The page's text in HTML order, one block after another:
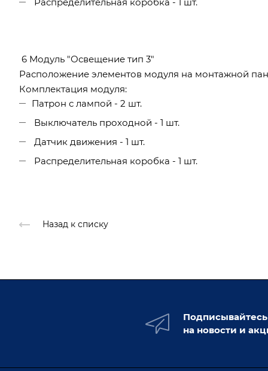
6 Модуль "Освещение тип 3"
Расположение элементов модуля на монтажной
Комплектация модуля:
Патрон с лампой - 2 шт.
Выключатель проходной - 1 шт.
Датчик движения - 1 шт.
Распределительная коробка - 1 шт.
Назад к списку
Подписывайтесь
на новости и